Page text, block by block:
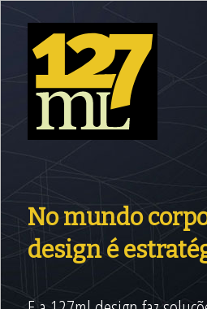
No mundo
design é